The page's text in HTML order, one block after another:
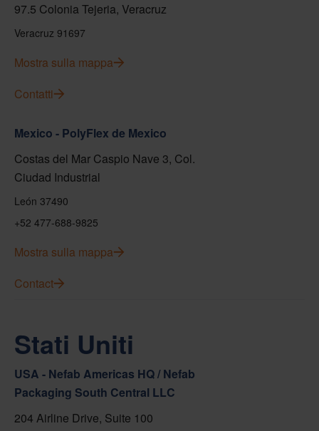
97.5 Colonia Tejeria, Veracruz
Veracruz 91697
Mostra sulla mappa
Contatti
Mexico - PolyFlex de Mexico
Costas del Mar Caspio Nave 3, Col.
Ciudad Industrial
León 37490
+52 477-688-9825
Mostra sulla mappa
Contact
Stati Uniti
USA - Nefab Americas HQ / Nefab
Packaging South Central LLC
204 Airline Drive, Suite 100